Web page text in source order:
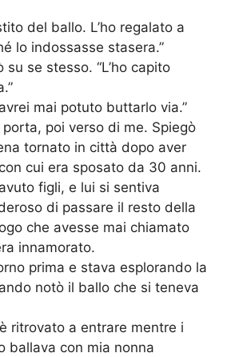
del ballo. L’ho regalato a
lo indossasse stasera.”
su se stesso. “L’ho capito
mai potuto buttarlo via.”
poi verso di me. Spiegò
tornato in città dopo aver
cui era sposato da 30 anni.
figli, e lui si sentiva
di passare il resto della
che avesse mai chiamato
innamorato.
prima e stava esplorando la
notò il ballo che si teneva
ritrovato a entrare mentre i
ballava con mia nonna